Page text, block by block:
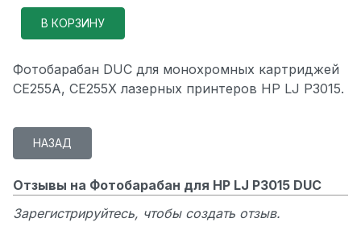
Фотобарабан DUC для монохромных картриджей
CE255A, CE255X лазерных принтеров HP LJ P3015.
Отзывы на Фотобарабан для HP LJ P3015 DUC
Зарегистрируйтесь, чтобы создать отзыв.